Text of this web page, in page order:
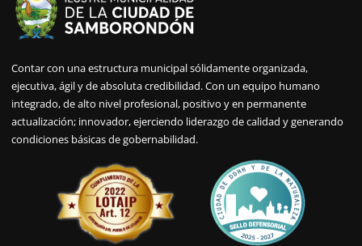
Contar con una estructura municipal sólidamente organizada,
ejecutiva, ágil y de absoluta credibilidad. Con un equipo humano
integrado, de alto nivel profesional, positivo y en permanente
actualización; innovador, ejerciendo liderazgo de calidad y generando
condiciones básicas de gobernabilidad.